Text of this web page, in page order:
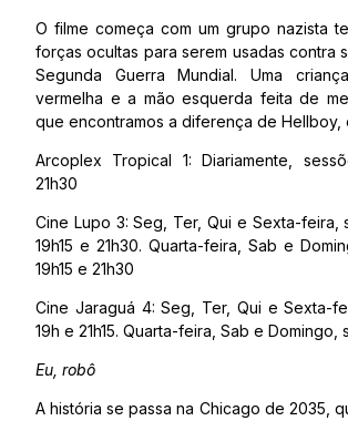
O filme começa com um grupo nazista
forças ocultas para serem usadas contra
Segunda Guerra Mundial. Uma
vermelha e a mão esquerda feita de
que encontramos a diferença de Hellboy,
Arcoplex Tropical 1: Diariamente,
21h30
Cine Lupo 3: Seg, Ter, Qui e Sexta-feira,
19h15 e 21h30. Quarta-feira, Sab e
19h15 e 21h30
Cine Jaraguá 4: Seg, Ter, Qui e Sexta-
19h e 21h15. Quarta-feira, Sab e Domingo,
Eu, robô
A história se passa na Chicago de 2035,